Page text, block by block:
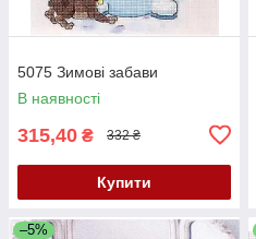
5075 Зимові забави
В наявності
315,40 ₴ 332 ₴
Купити
–5%